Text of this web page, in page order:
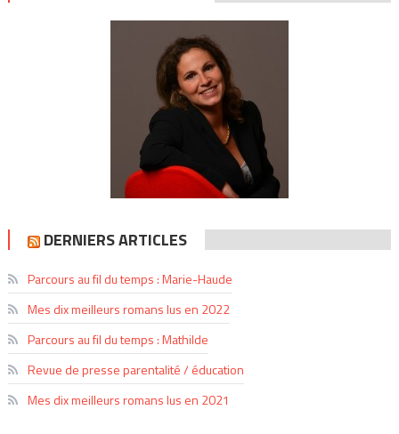
DERNIERS ARTICLES
Parcours au fil du temps : Marie-Haude
Mes dix meilleurs romans lus en 2022
Parcours au fil du temps : Mathilde
Revue de presse parentalité / éducation
Mes dix meilleurs romans lus en 2021